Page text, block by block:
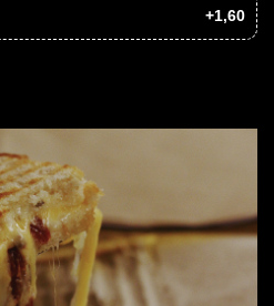
+1,60